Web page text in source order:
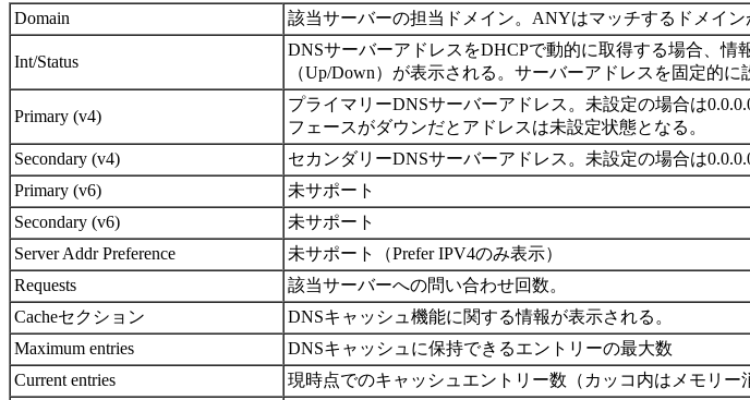
Domain
該当サーバーの担当ドメイン。ANYはマッチするドメイ
Int/Status
DNSサーバーアドレスをDHCPで動的に取得する場合、
（Up/Down）が表示される。サーバーアドレスを固定的
Primary (v4)
プライマリーDNSサーバーアドレス。未設定の場合は
フェースがダウンだとアドレスは未設定状態となる。
Secondary (v4)
セカンダリーDNSサーバーアドレス。未設定の場合は
Primary (v6)
未サポート
Secondary (v6)
未サポート
Server Addr Preference
未サポート（Prefer IPV4のみ表示）
Requests
該当サーバーへの問い合わせ回数。
Cacheセクション
DNSキャッシュ機能に関する情報が表示される。
Maximum entries
DNSキャッシュに保持できるエントリーの最大数
Current entries
現時点でのキャッシュエントリー数（カッコ内はメモリー